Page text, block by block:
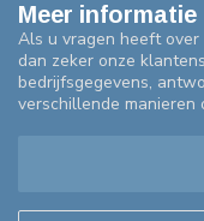
Meer informatie
Als u vragen heeft
dan zeker onze
bedrijfsgegevens,
verschillende manieren